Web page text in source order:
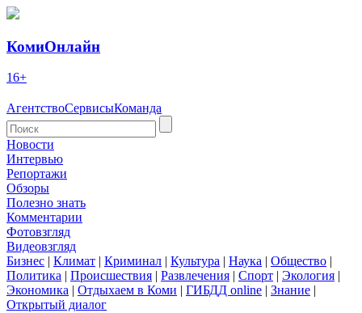
КомиОнлайн
16+
АгентствоСервисыКоманда
Новости
Интервью
Репортажи
Обзоры
Полезно знать
Комментарии
Фотовзгляд
Видеовзгляд
Бизнес | Климат | Криминал | Культура | Наука | Общество |
Политика | Происшествия | Развлечения | Спорт | Экология |
Экономика | Отдыхаем в Коми | ГИБДД online | Знание |
Открытый диалог